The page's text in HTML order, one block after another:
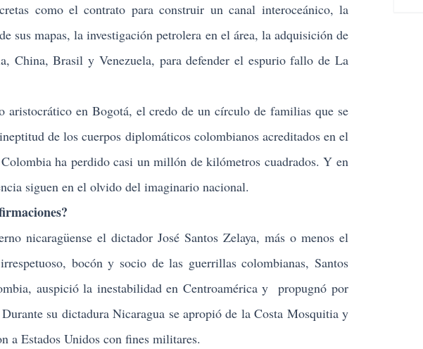
como el contrato para construir un canal interoceánico, la
sus mapas, la investigación petrolera en el área, la adquisición de
China, Brasil y Venezuela, para defender el espurio fallo de La
en Bogotá, el credo de un círculo de familias que se
de los cuerpos diplomáticos colombianos acreditados en el
ha perdido casi un millón de kilómetros cuadrados. Y en
siguen en el olvido del imaginario nacional.
el dictador José Santos Zelaya, más o menos el
bocón y socio de las guerrillas colombianas, Santos
auspició la inestabilidad en Centroamérica y propugnó por
su dictadura Nicaragua se apropió de la Costa Mosquitia y
a Estados Unidos con fines militares.